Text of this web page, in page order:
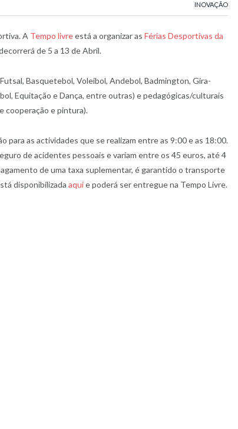
INOVAÇÃO
A Tempo livreestá a organizar as Férias Desportivas da
de 5 a 13 de Abril.
Basquetebol, Voleibol, Andebol, Badmington, Gira-
Equitação e Dança, entre outras) e pedagógicas/culturais
cooperação e pintura).
para as actividades que se realizam entre as 9:00 e as 18:00.
de acidentes pessoais e variam entre os 45 euros, até 4
de uma taxa suplementar, é garantido o transporte
disponibilizada aquie poderá ser entregue na Tempo Livre.